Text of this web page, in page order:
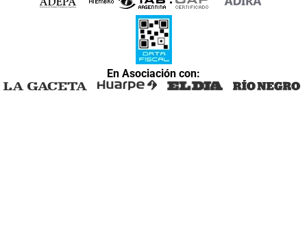
En Asociación con: